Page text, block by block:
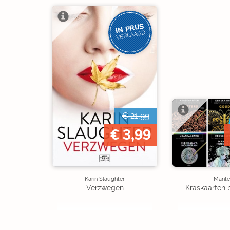
IN PRIJS
VERLAAGD
€ 21,99
€ 3,99
Karin Slaughter
Verzwegen Kraskaarten